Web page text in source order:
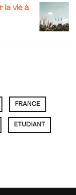
VOICI
VOS
EN
ET
la vie à
FRANCE
ETUDIANT